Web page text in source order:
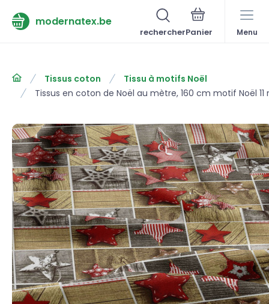
modernatex.be
rechercher Menu
Tissus coton
Tissu à motifs Noël
Tissus en coton de Noël au mètre, 160 cm motif Noël 11